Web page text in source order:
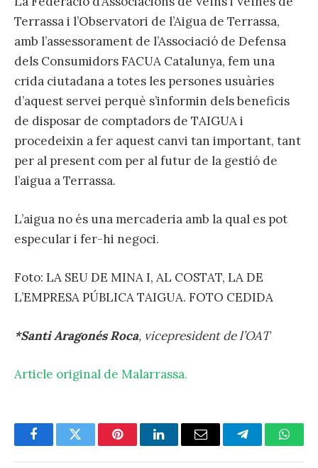
Terrassa i l’Observatori de l’Aigua de Terrassa,
amb l’assessorament de l’Associació de Defensa
dels Consumidors FACUA Catalunya, fem una
crida ciutadana a totes les persones usuàries
d’aquest servei perquè s’informin dels beneficis
de disposar de comptadors de TAIGUA i
procedeixin a fer aquest canvi tan important, tant
per al present com per al futur de la gestió de
l’aigua a Terrassa.
L’aigua no és una mercaderia amb la qual es pot
especular i fer-hi negoci.
Foto: LA SEU DE MINA I, AL COSTAT, LA DE
L’EMPRESA PÚBLICA TAIGUA. FOTO CEDIDA
*Santi Aragonés Roca, vicepresident de l’OAT
Article original de Malarrassa.
FacebookTwitter PinterestLinkedInEmail Telegram